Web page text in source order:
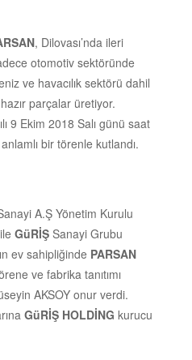
, Dilovası’nda ileri
otomotiv sektöründe
ve havacılık sektörü dahil
parçalar üretiyor.
9 Ekim 2018 Salı günü saat
bir törenle kutlandı.
A.Ş Yönetim Kurulu
ile GüRİŞ Sanayi Grubu
ev sahipliğinde PARSAN
ve fabrika tanıtımı
AKSOY onur verdi.
GüRİŞ HOLDİNG kurucu